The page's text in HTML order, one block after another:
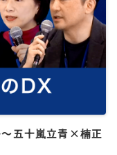
五十嵐立青×楠正